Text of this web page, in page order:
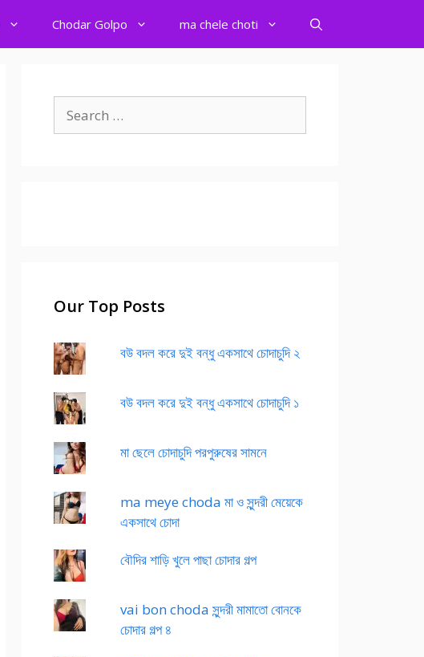
Chodar Golpo ma chele choti
for:
Our Top Posts
বউ বদল করে দুই বন্ধু একসাথে চোদাচুদি ২
বউ বদল করে দুই বন্ধু একসাথে চোদাচুদি ১
মা ছেলে চোদাচুদি পরপুরুষের সামনে
ma meye choda মা ও সুন্দরী মেয়েকে
একসাথে চোদা
বৌদির শাড়ি খুলে পাছা চোদার গল্প
vai bon choda সুন্দরী মামাতো বোনকে
চোদার গল্প ৪